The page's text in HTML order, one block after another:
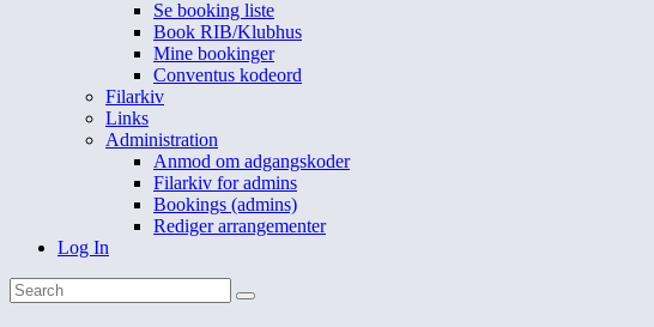
Se booking liste
Book RIB/Klubhus
Mine bookinger
Conventus kodeord
Filarkiv
Links
Administration
Anmod om adgangskoder
Filarkiv for admins
Bookings (admins)
Rediger arrangementer
Log In